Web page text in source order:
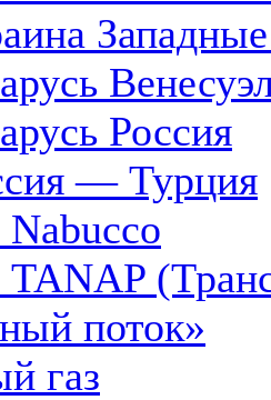
Россия
— Турция
поток»
газ